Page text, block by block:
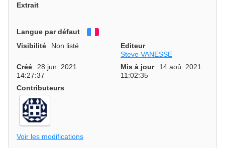
Extrait
Langue par défaut
Visibilité
Non listé
Editeur
Steve VANESSE
Créé
28 jun. 2021
14:27:37
Mis à jour
14 aoû. 2021
11:02:35
Contributeurs
Voir les modifications